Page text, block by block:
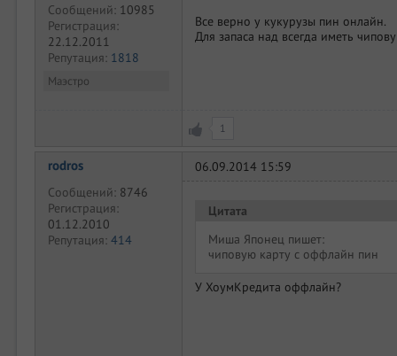
Сообщений: 10985
Регистрация:
22.12.2011
Репутация: 1818
Маэстро
Все верно у кукурузы пин онлайн.
Для запаса над всегда иметь
1
rodros
Сообщений: 8746
Регистрация:
01.12.2010
Репутация: 414
06.09.2014 15:59
Цитата
Миша Японец пишет:
чиповую карту с оффлайн пин
У ХоумКредита оффлайн?